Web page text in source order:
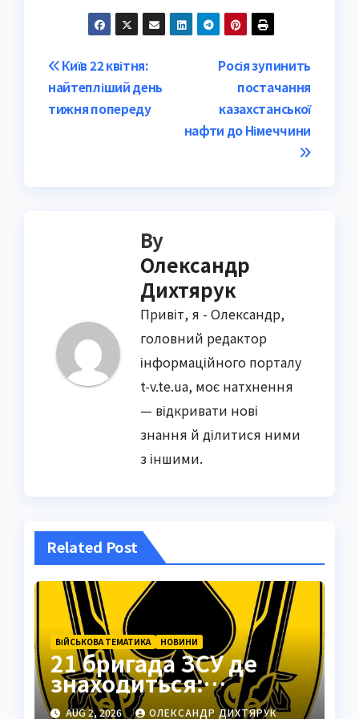
Post
navigation
Росія зупинить
постачання
казахстанської
нафти до Німеччини
Київ 22 квітня:
найтепліший день
тижня попереду
By
Олександр
Дихтярук
Привіт, я - Олександр,
головний редактор
інформаційного порталу
t-v.te.ua, моє натхнення
— відкривати нові
знання й ділитися ними
з іншими.
Related Post
ВІЙСЬКОВА ТЕМАТИКА НОВИНИ
21 бригада ЗСУ де
знаходиться:
Подільськ як
AUG 2, 2026 ОЛЕКСАНДР ДИХТЯРУК